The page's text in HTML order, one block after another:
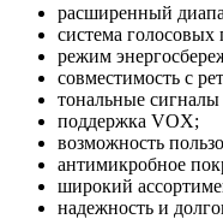
расширенный
система голосовых
режим
совместимость с
тональные сигналы
поддержка VOX;
возможность
антимикробное
широкий
надежность и